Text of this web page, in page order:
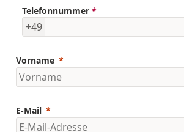
Telefonnummer *
+49
Vorname
E-Mail